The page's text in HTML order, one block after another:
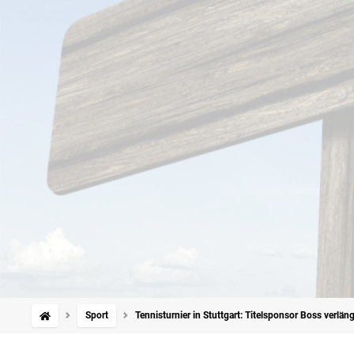
Sport Tennisturnier in Stuttgart: Titelsponsor Boss